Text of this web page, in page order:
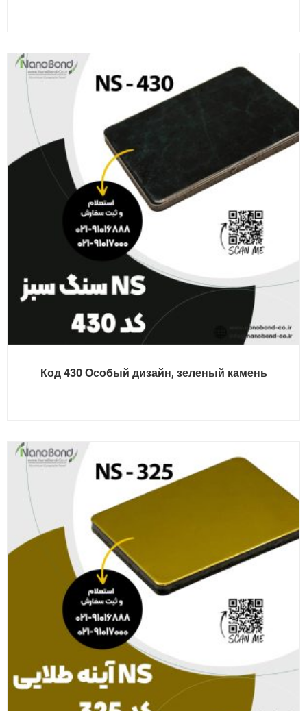
Код 430 Особый дизайн, зеленый камень